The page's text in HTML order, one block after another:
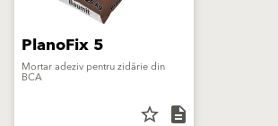
PlanoFix 5
Mortar adeziv pentru zidărie din
BCA
star_border description